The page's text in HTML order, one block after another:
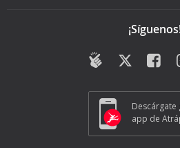
Descárgate
app de